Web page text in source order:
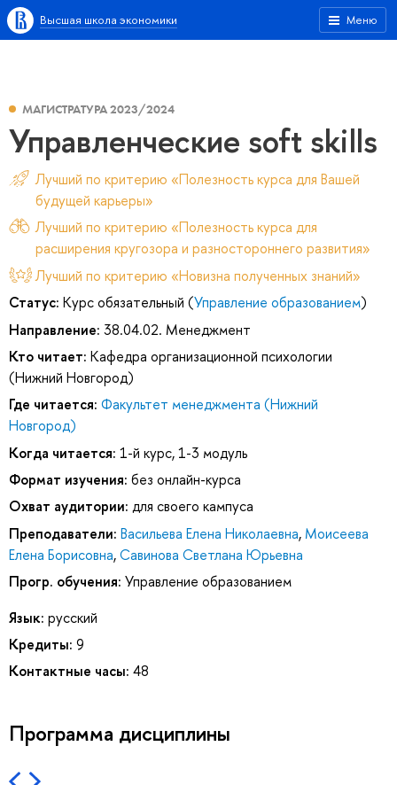
Меню
Высшая школа экономики
МАГИСТРАТУРА 2023/2024
Управленческие soft skills
Лучший по критерию «Полезность курса для Вашей
будущей карьеры»
Лучший по критерию «Полезность курса для
расширения кругозора и разностороннего развития»
Лучший по критерию «Новизна полученных знаний»
Статус: Курс обязательный (Управление образованием)
Направление: 38.04.02. Менеджмент
Кто читает: Кафедра организационной психологии
(Нижний Новгород)
Где читается: Факультет менеджмента (Нижний
Новгород)
Когда читается: 1-й курс, 1-3 модуль
Формат изучения: без онлайн-курса
Охват аудитории: для своего кампуса
Преподаватели: Васильева Елена Николаевна, Моисеева
Елена Борисовна,Савинова Светлана Юрьевна
Прогр. обучения: Управление образованием
Язык: русский
Кредиты: 9
Контактные часы: 48
Программа дисциплины